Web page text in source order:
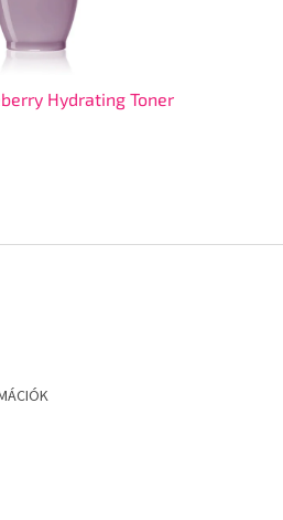
Hydrating Toner